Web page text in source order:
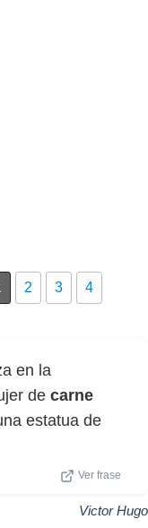
2 3 4
en la
de carne
estatua de
Ver frase
Victor Hugo